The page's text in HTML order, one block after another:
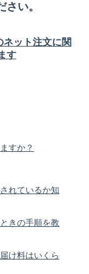
い。
ット注文に関
す
すか？
れているか知
きの手順を教
け料はいくら